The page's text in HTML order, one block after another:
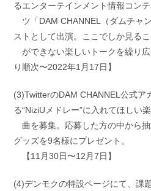
るエンターテインメント情報コ
ツ「DAM CHANNEL（ダムチャ
ストとして出演。ここでしか見るこ
ができない楽しいトークを繰り
り順次〜2022年1月17日】
(3)TwitterのDAM CHANNEL公式ア
る“NiziUメドレー”に入れてほしい楽
曲を募集。応募した方の中から
グッズを9名様にプレゼント。
【11月30日〜12月7日】
(4)デンモクの特設ページにて、課